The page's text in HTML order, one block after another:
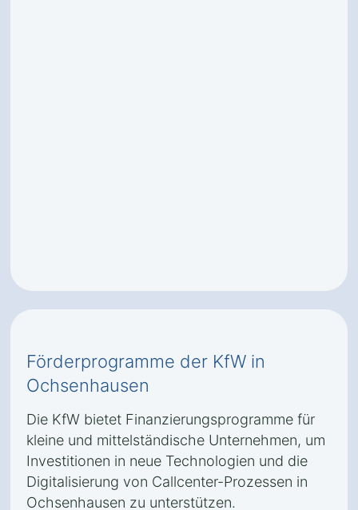
Förderprogramme der KfW in
Ochsenhausen
Die KfW bietet Finanzierungsprogramme für
kleine und mittelständische Unternehmen, um
Investitionen in neue Technologien und die
Digitalisierung von Callcenter-Prozessen in
Ochsenhausen zu unterstützen.